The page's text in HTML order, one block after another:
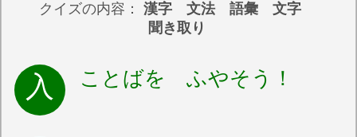
クイズの内容： 漢字 文法 語彙 文字
聞き取り
ことばを ふやそう！